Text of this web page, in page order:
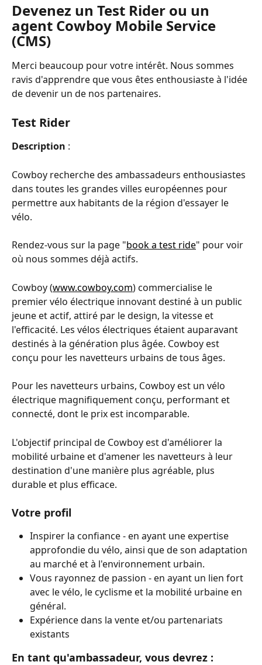
Devenez un Test Rider ou un
agent Cowboy Mobile Service
(CMS)
Merci beaucoup pour votre intérêt. Nous sommes
ravis d'apprendre que vous êtes enthousiaste à l'idée
de devenir un de nos partenaires. ﻿
Test Rider
Description :
Cowboy recherche des ambassadeurs enthousiastes
dans toutes les grandes villes européennes pour
permettre aux habitants de la région d'essayer le
vélo.
Rendez-vous sur la page "book a test ride" pour voir
où nous sommes déjà actifs.
Cowboy (www.cowboy.com) commercialise le
premier vélo électrique innovant destiné à un public
jeune et actif, attiré par le design, la vitesse et
l'efficacité. Les vélos électriques étaient auparavant
destinés à la génération plus âgée. Cowboy est
conçu pour les navetteurs urbains de tous âges.
Pour les navetteurs urbains, Cowboy est un vélo
électrique magnifiquement conçu, performant et
connecté, dont le prix est incomparable.
L'objectif principal de Cowboy est d'améliorer la
mobilité urbaine et d'amener les navetteurs à leur
destination d'une manière plus agréable, plus
durable et plus efficace.
Votre profil
Inspirer la confiance - en ayant une expertise
approfondie du vélo, ainsi que de son adaptation
au marché et à l'environnement urbain.
Vous rayonnez de passion - en ayant un lien fort
avec le vélo, le cyclisme et la mobilité urbaine en
général.
Expérience dans la vente et/ou partenariats
existants
En tant qu'ambassadeur, vous devrez :